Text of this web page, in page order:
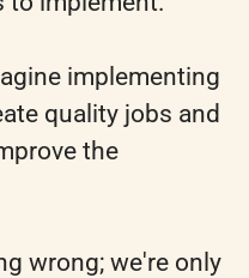
implementing
quality jobs and
the
wrong; we're only